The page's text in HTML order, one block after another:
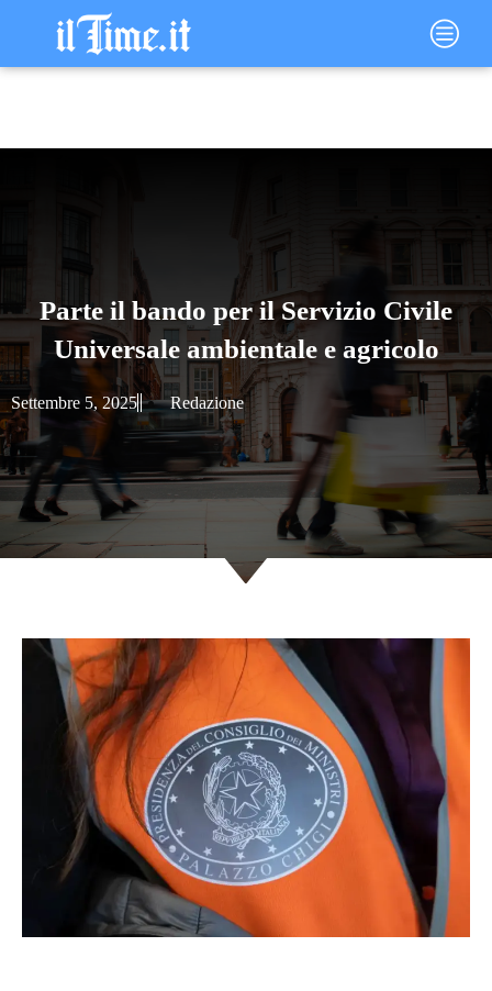
contenuto
Main
Menu
Parte il bando per il Servizio Civile
Universale ambientale e agricolo
Settembre 5, 2025 Redazione